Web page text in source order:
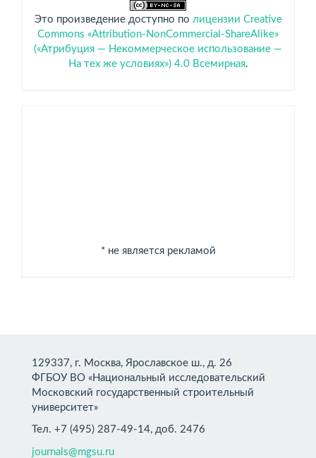
Это произведение доступно по лицензии Creative
Commons «Attribution-NonCommercial-ShareAlike»
(«Атрибуция — Некоммерческое использование —
На тех же условиях») 4.0 Всемирная.
* не является рекламой
129337, г. Москва, Ярославское ш., д. 26
ФГБОУ ВО «Национальный исследовательский
Московский государственный строительный
университет»
Тел. +7 (495) 287-49-14, доб. 2476
journals@mgsu.ru